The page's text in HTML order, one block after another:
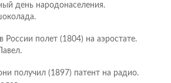
день народонаселения.
России полет (1804) на аэростате.
получил (1897) патент на радио.